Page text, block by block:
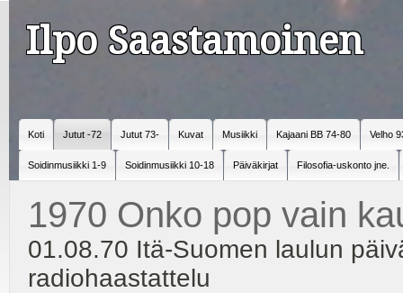
Ilpo Saastamoinen
Koti Jutut -72 Jutut 73- Kuvat Musiikki Kajaani BB 74-80 Velho
Soidinmusiikki 1-9 Soidinmusiikki 10-18 Päiväkirjat Filosofia-uskonto jne.
1970 Onko pop vain
01.08.70 Itä-Suomen laulun
radiohaastattelu